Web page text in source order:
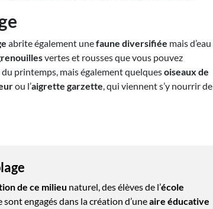
abrite également unefaune diversifiée mais d’eau
vertes et rousses que vous pouvez
printemps, mais également quelquesoiseaux de
ou l’aigrette garzette, qui viennent s’y nourrir de
de ce milieu naturel, des élèves de l’école
sont engagés dans la création d’uneaire éducative